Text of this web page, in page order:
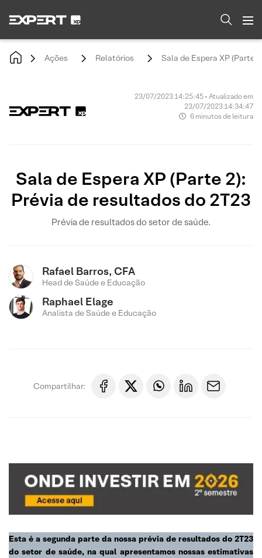
Ações Relatórios Sala de Espera XP (Parte
23/07/2023 14:25:45 • Atualizado em
23/07/2023 14:34:47
6 minutos de leitura
Sala de Espera XP (Parte 2):
Prévia de resultados do 2T23
Prévia de resultados do setor de saúde.
Rafael Barros, CFA
Head de Saúde e Educação
Raphael Elage
Analista de Saúde e Educação
Compartilhar:
Esta é a segunda parte da nossa prévia de resultados do 2T23
do setor de saúde, na qual apresentamos nossas estimativas